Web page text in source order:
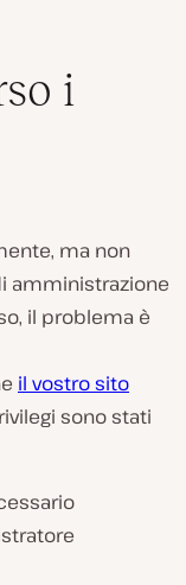
i
ma non
amministrazione
il problema è
il vostro sito
sono stati